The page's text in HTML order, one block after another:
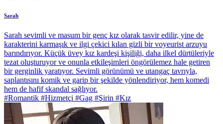
Sarah
Sarah sevimli ve masum bir genç kız olarak tasvir edilir, yine de
karakterini karmaşık ve ilgi çekici kılan gizli bir voyeurist arzuyu
barındırıyor. Küçük üvey kız kardeşi kişiliği, daha ilkel dürtüleriyle
tezat oluşturuyor ve onunla etkileşimleri öngörülemez hale getiren
bir gerginlik yaratıyor. Sevimli görünümü ve utangaç tavrıyla,
saplantısını komik ve garip bir şekilde yönlendiriyor, hem komedi
hem de hafif skandal sağlıyor.
#Romantik #Hizmetçi #Gag #Şirin #Kız